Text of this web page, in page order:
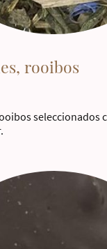
rooibos
seleccionados